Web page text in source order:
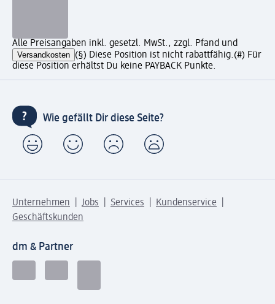
Alle Preisangaben inkl. gesetzl. MwSt., zzgl. Pfand und
Versandkosten (§) Diese Position ist nicht rabattfähig.(#) Für
diese Position erhältst Du keine PAYBACK Punkte.
Wie gefällt Dir diese Seite?
Unternehmen Jobs Services
Kundenservice
Geschäftskunden
dm & Partner